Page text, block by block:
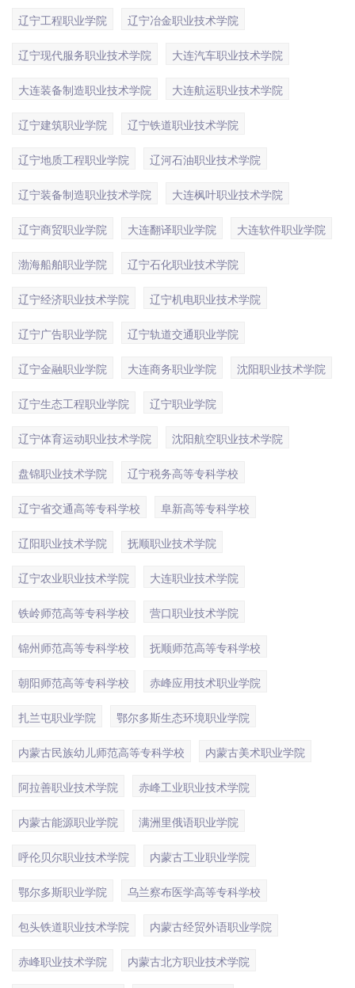
辽宁工程职业学院 辽宁冶金职业技术学院
辽宁现代服务职业技术学院 大连汽车职业技术学院
大连装备制造职业技术学院 大连航运职业技术学院
辽宁建筑职业学院 辽宁铁道职业技术学院
辽宁地质工程职业学院 辽河石油职业技术学院
辽宁装备制造职业技术学院 大连枫叶职业技术学院
辽宁商贸职业学院 大连翻译职业学院 大连软件职业学院
渤海船舶职业学院 辽宁石化职业技术学院
辽宁经济职业技术学院 辽宁机电职业技术学院
辽宁广告职业学院 辽宁轨道交通职业学院
辽宁金融职业学院 大连商务职业学院 沈阳职业技术学院
辽宁生态工程职业学院 辽宁职业学院
辽宁体育运动职业技术学院 沈阳航空职业技术学院
盘锦职业技术学院 辽宁税务高等专科学校
辽宁省交通高等专科学校 阜新高等专科学校
辽阳职业技术学院 抚顺职业技术学院
辽宁农业职业技术学院 大连职业技术学院
铁岭师范高等专科学校 营口职业技术学院
锦州师范高等专科学校 抚顺师范高等专科学校
朝阳师范高等专科学校 赤峰应用技术职业学院
扎兰屯职业学院 鄂尔多斯生态环境职业学院
内蒙古民族幼儿师范高等专科学校 内蒙古美术职业学院
阿拉善职业技术学院 赤峰工业职业技术学院
内蒙古能源职业学院 满洲里俄语职业学院
呼伦贝尔职业技术学院 内蒙古工业职业学院
鄂尔多斯职业学院 乌兰察布医学高等专科学校
包头铁道职业技术学院 内蒙古经贸外语职业学院
赤峰职业技术学院 内蒙古北方职业技术学院